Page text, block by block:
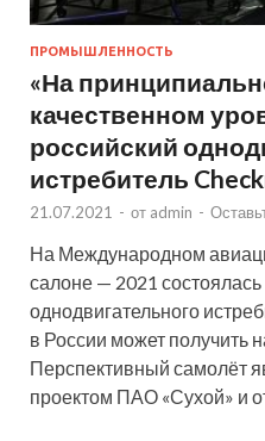
ПРОМЫШЛЕННОСТЬ
«На
качественном
российский
истребитель
21.07.2021 - от admin -
На Международном
салоне — 2021 состоялась
однодвигательного
в России может получить
Перспективный самолёт
проектом ПАО «Сухой» и